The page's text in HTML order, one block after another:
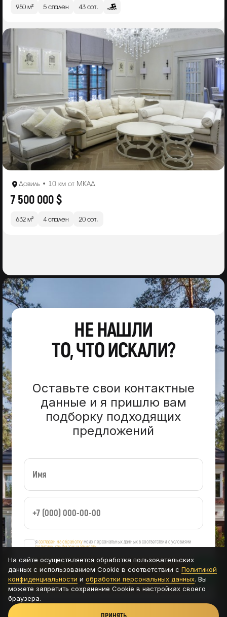
950 м² 5 спален 43 сот.
Довиль • 10 км от МКАД
7 500 000 $
632 м² 4 спален 20 сот.
НЕ НАШЛИ
ТО, ЧТО ИСКАЛИ?
Оставьте свои контактные
данные и я пришлю вам
подборку подходящих
предложений
ясогласен на обработкумоих персональных данных в соответствии с условиями
политики конфиденциальности
ОСТАВИТЬ ЗАЯВКУ
На сайте осуществляется обработка пользовательских
данных с использованием Cookie в соответствии с Политикой
конфиденциальности и обработки персональных данных. Вы
можете запретить сохранение Cookie в настройках своего
браузера.